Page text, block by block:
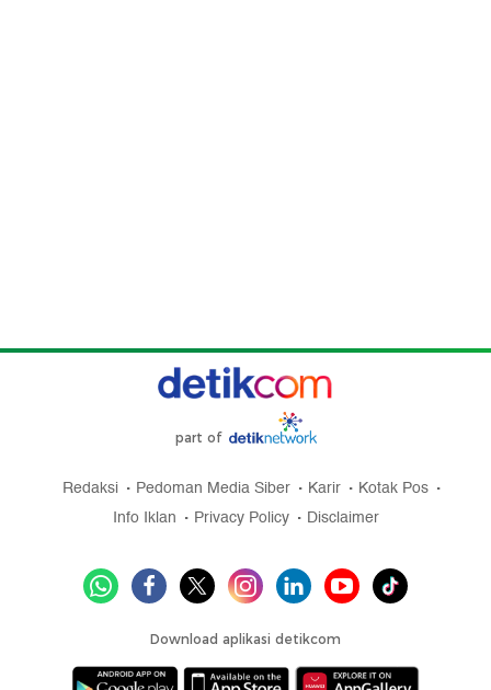
part of
Redaksi Pedoman Media Siber Karir
Kotak Pos
Info Iklan
Privacy Policy Disclaimer
Download aplikasi detikcom